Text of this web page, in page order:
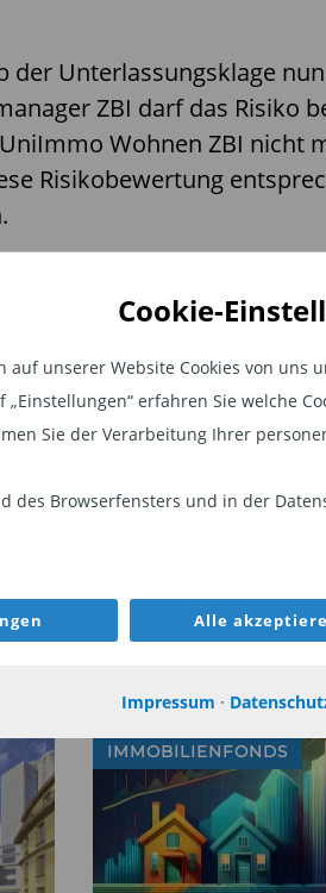
Cookie-
auf unserer Website Cookies von uns
erfahren Sie welche
Sie der Verarbeitung Ihrer
des Browserfensters und in der
Alle
Impressum ·
der Unterlassungsklage
ZBI darf das Risiko
Wohnen ZBI nicht
Risikobewertung
Einschätzung des Risikos,
für den Verbraucher das
Anlageentscheidung
an der
Risikoindikator zu niedrig
über sein Risiko
Die ZBI-Mutter
dagegen einlegen zu
Gerichts nicht
des
Vorgaben der PRIIPs-VO
die Entscheidungsgründe
beim Oberlandesgericht
zwar nicht über
dennoch stärkt
WEITER
IMMOBILIENFONDS